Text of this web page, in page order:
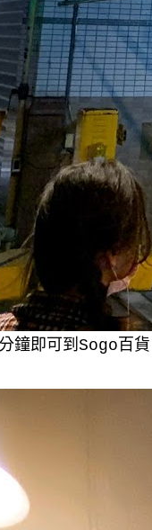
鐘即可到Sogo百